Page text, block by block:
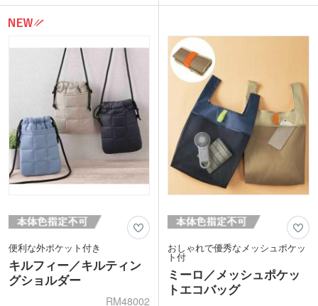
どの必需品をすっきり収納でき、見た目
以上の収納力を発揮します。口元はスナ
ップボタン付きで中身が見えにくく、持
おしゃれさと実用性を兼ね備えたミニシ
ョルダーは秋冬シーズンのノベルティや
販促品としてもおすすめのアイテムで
色はベージュ、グレー、オフホワイト、
側面のレザー風部分と本体に1色印刷が
可能。アパレルの購入特典やショップノ
ベルティに最適です。
便利な外ポケット付き
キルフィー／キルティン
グショルダー
RM48002
おしゃれで優秀なメッシュポケッ
ト付
ミーロ／メッシュポケッ
トエコバッグ